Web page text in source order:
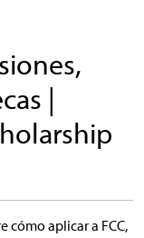
|
cómo aplicar a FCC,